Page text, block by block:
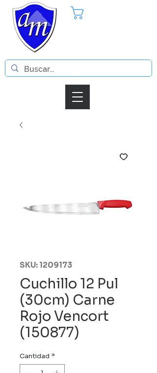
SKU: 1209173
Cuchillo 12 Pul
(30cm) Carne
Rojo Vencort
(150877)
Cantidad *